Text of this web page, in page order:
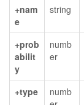
+nam
e
string
+prob
abilit
y
numb
er
+type
numb